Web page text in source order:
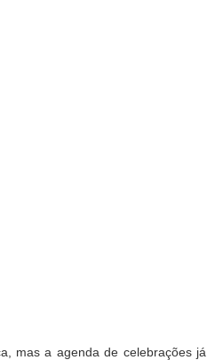
mas a agenda de celebrações já